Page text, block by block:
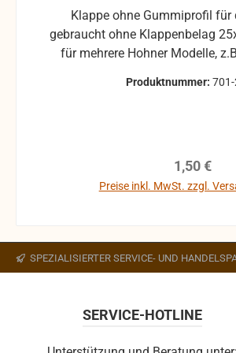
gebraucht ohne Klappenbelag 25x22 mm passend
für mehrere Hohner Modelle,
um Rücksendungen zu
gehen auf Kosten des Käufers. bei defekten Artikel
Produktnummer:
Regulärer
1,50 €
Preise inkl. MwSt. zzgl.
SPEZIALISIERTER SERVICE- UND
SERVICE-HOTLINE